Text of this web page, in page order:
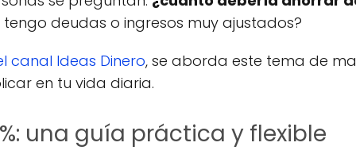
deudas o ingresos muy ajustados?
canal Ideas Dinero, se aborda este tema de
en tu vida diaria.
una guía práctica y flexible